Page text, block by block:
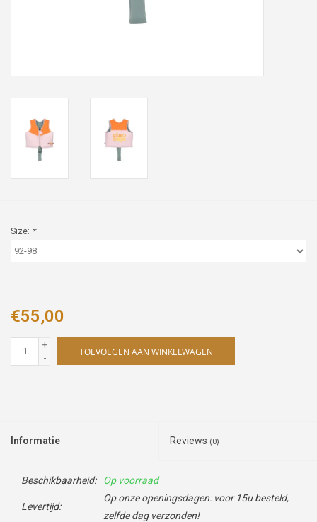
Size: *
€55,00
+
-
TOEVOEGEN AAN WINKELWAGEN
Informatie Reviews (0)
Beschikbaarheid: Op voorraad
Levertijd:
Op onze openingsdagen: voor 15u besteld,
zelfde dag verzonden!